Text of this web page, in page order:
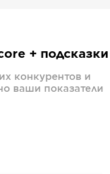
+ подсказки
конкурентов и
ваши показатели